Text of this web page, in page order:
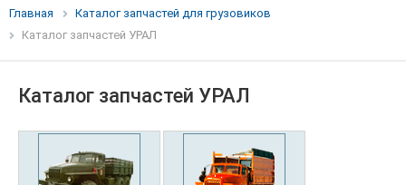
Главная
Каталог запчастей для грузовиков
Каталог запчастей УРАЛ
Каталог запчастей УРАЛ